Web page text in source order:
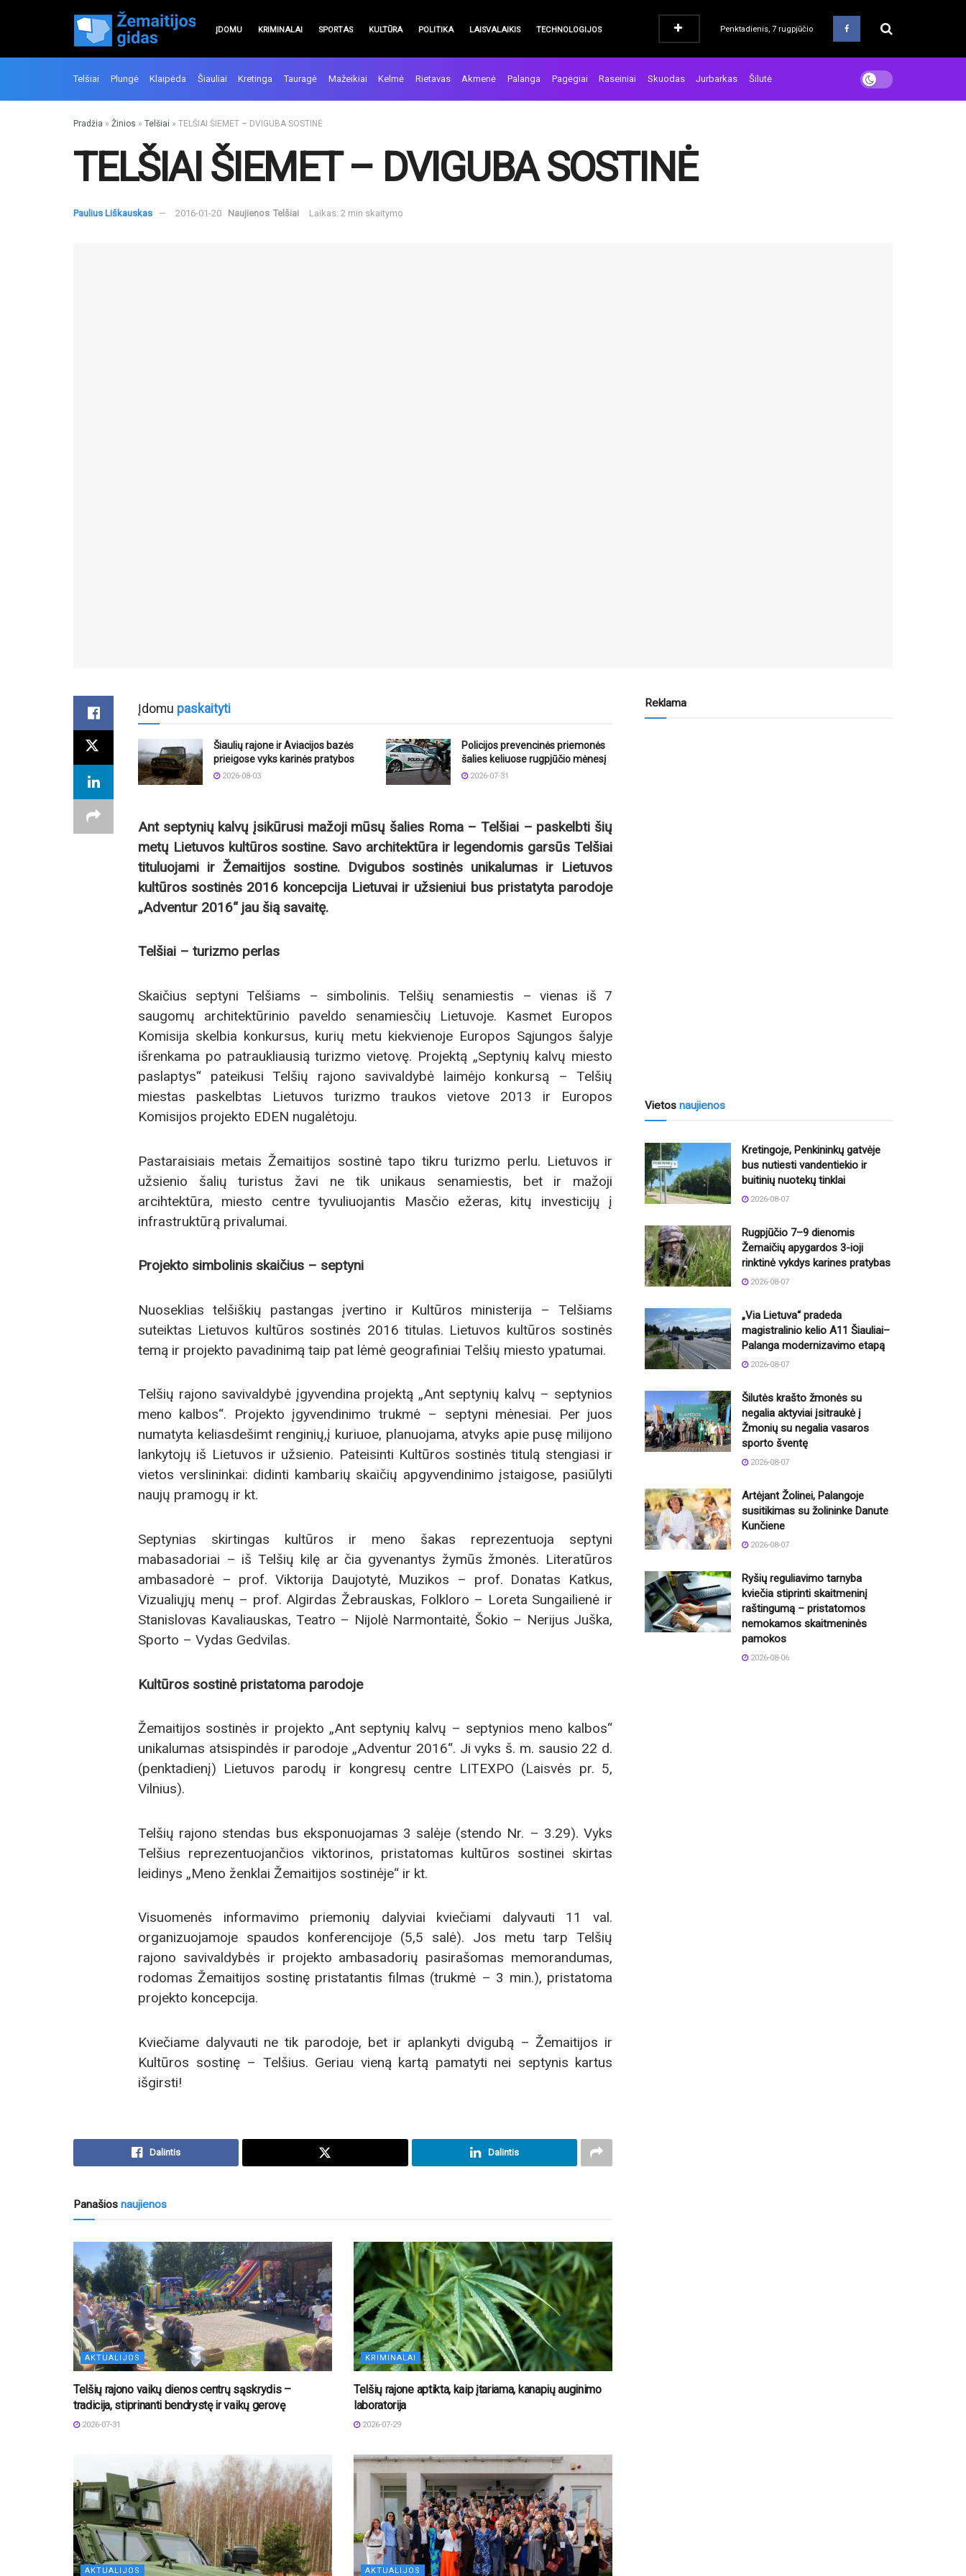
ĮDOMU KRIMINALAI SPORTAS KULTŪRA POLITIKA LAISVALAIKIS TECHNOLOGIJOS Penktadienis, 7 rugpjūčio
Telšiai Plungė Klaipėda Šiauliai Kretinga Tauragė Mažeikiai Kelmė Rietavas Akmenė Palanga Pagėgiai Raseiniai Skuodas Jurbarkas Šilutė
Pradžia » Žinios » Telšiai » TELŠIAI ŠIEMET – DVIGUBA SOSTINĖ
TELŠIAI ŠIEMET – DVIGUBA SOSTINĖ
Paulius Liškauskas 2016-01-20 Naujienos Telšiai Laikas: 2 min skaitymo
Įdomu paskaityti
Šiaulių rajone ir Aviacijos bazės
prieigose vyks karinės pratybos
2026-08-03
Policijos prevencinės priemonės
šalies keliuose rugpjūčio mėnesį
2026-07-31
Ant septynių kalvų įsikūrusi mažoji mūsų šalies Roma – Telšiai – paskelbti šių
metų Lietuvos kultūros sostine. Savo architektūra ir legendomis garsūs Telšiai
tituluojami ir Žemaitijos sostine. Dvigubos sostinės unikalumas ir Lietuvos
kultūros sostinės 2016 koncepcija Lietuvai ir užsieniui bus pristatyta parodoje
„Adventur 2016“ jau šią savaitę.
Telšiai – turizmo perlas
Skaičius septyni Telšiams – simbolinis. Telšių senamiestis – vienas iš 7
saugomų architektūrinio paveldo senamiesčių Lietuvoje. Kasmet Europos
Komisija skelbia konkursus, kurių metu kiekvienoje Europos Sąjungos šalyje
išrenkama po patraukliausią turizmo vietovę. Projektą „Septynių kalvų miesto
paslaptys“ pateikusi Telšių rajono savivaldybė laimėjo konkursą – Telšių
miestas paskelbtas Lietuvos turizmo traukos vietove 2013 ir Europos
Komisijos projekto EDEN nugalėtoju.
Pastaraisiais metais Žemaitijos sostinė tapo tikru turizmo perlu. Lietuvos ir
užsienio šalių turistus žavi ne tik unikaus senamiestis, bet ir mažoji
arcihtektūra, miesto centre tyvuliuojantis Masčio ežeras, kitų investicijų į
infrastruktūrą privalumai.
Projekto simbolinis skaičius – septyni
Nuoseklias telšiškių pastangas įvertino ir Kultūros ministerija – Telšiams
suteiktas Lietuvos kultūros sostinės 2016 titulas. Lietuvos kultūros sostinės
temą ir projekto pavadinimą taip pat lėmė geografiniai Telšių miesto ypatumai.
Telšių rajono savivaldybė įgyvendina projektą „Ant septynių kalvų – septynios
meno kalbos“. Projekto įgyvendinimo trukmė – septyni mėnesiai. Per juos
numatyta keliasdešimt renginių,į kuriuoe, planuojama, atvyks apie pusę milijono
lankytojų iš Lietuvos ir užsienio. Pateisinti Kultūros sostinės titulą stengiasi ir
vietos verslininkai: didinti kambarių skaičių apgyvendinimo įstaigose, pasiūlyti
naujų pramogų ir kt.
Septynias skirtingas kultūros ir meno šakas reprezentuoja septyni
mabasadoriai – iš Telšių kilę ar čia gyvenantys žymūs žmonės. Literatūros
ambasadorė – prof. Viktorija Daujotytė, Muzikos – prof. Donatas Katkus,
Vizualiųjų menų – prof. Algirdas Žebrauskas, Folkloro – Loreta Sungailienė ir
Stanislovas Kavaliauskas, Teatro – Nijolė Narmontaitė, Šokio – Nerijus Juška,
Sporto – Vydas Gedvilas.
Kultūros sostinė pristatoma parodoje
Žemaitijos sostinės ir projekto „Ant septynių kalvų – septynios meno kalbos“
unikalumas atsispindės ir parodoje „Adventur 2016“. Ji vyks š. m. sausio 22 d.
(penktadienį) Lietuvos parodų ir kongresų centre LITEXPO (Laisvės pr. 5,
Vilnius).
Telšių rajono stendas bus eksponuojamas 3 salėje (stendo Nr. – 3.29). Vyks
Telšius reprezentuojančios viktorinos, pristatomas kultūros sostinei skirtas
leidinys „Meno ženklai Žemaitijos sostinėje“ ir kt.
Visuomenės informavimo priemonių dalyviai kviečiami dalyvauti 11 val.
organizuojamoje spaudos konferencijoje (5,5 salė). Jos metu tarp Telšių
rajono savivaldybės ir projekto ambasadorių pasirašomas memorandumas,
rodomas Žemaitijos sostinę pristatantis filmas (trukmė – 3 min.), pristatoma
projekto koncepcija.
Kviečiame dalyvauti ne tik parodoje, bet ir aplankyti dvigubą – Žemaitijos ir
Kultūros sostinę – Telšius. Geriau vieną kartą pamatyti nei septynis kartus
išgirsti!
Dalintis Dalintis
Panašios naujienos
AKTUALIJOS
Telšių rajono vaikų dienos centrų sąskrydis –
tradicija, stiprinanti bendrystę ir vaikų gerovę
2026-07-31
KRIMINALAI
Telšių rajone aptikta, kaip įtariama, kanapių auginimo
laboratorija
2026-07-29
AKTUALIJOS AKTUALIJOS
Reklama
Vietos naujienos
Kretingoje, Penkininkų gatvėje
bus nutiesti vandentiekio ir
buitinių nuotekų tinklai
2026-08-07
Rugpjūčio 7–9 dienomis
Žemaičių apygardos 3-ioji
rinktinė vykdys karines pratybas
2026-08-07
„Via Lietuva“ pradeda
magistralinio kelio A11 Šiauliai–
Palanga modernizavimo etapą
2026-08-07
Šilutės krašto žmonės su
negalia aktyviai įsitraukė į
Žmonių su negalia vasaros
sporto šventę
2026-08-07
Artėjant Žolinei, Palangoje
susitikimas su žolininke Danute
Kunčiene
2026-08-07
Ryšių reguliavimo tarnyba
kviečia stiprinti skaitmeninį
raštingumą – pristatomos
nemokamos skaitmeninės
pamokos
2026-08-06